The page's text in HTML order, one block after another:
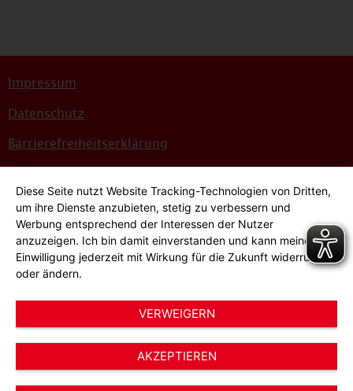
Impressum
Datenschutz
Barrierefreiheitserklärung
Bildnachweise
Hinweisgeber*innensystem
Cookie-Einstellungen
Diese Seite nutzt Website Tracking-Technologien von Dritten,
um ihre Dienste anzubieten, stetig zu verbessern und
Werbung entsprechend der Interessen der Nutzer
anzuzeigen. Ich bin damit einverstanden und kann meine
Einwilligung jederzeit mit Wirkung für die Zukunft widerrufen
oder ändern.
VERWEIGERN
AKZEPTIEREN